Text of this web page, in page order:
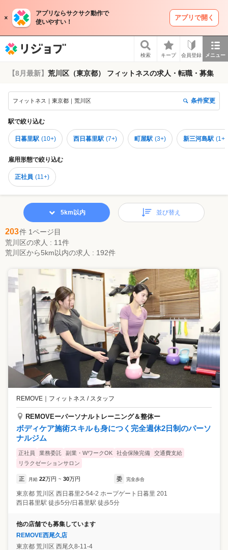
アプリならサクサク動作で
使いやすい！
アプリで開く
検索 キープ 会員登録 メニュー
【8月最新】 荒川区（東京都） フィットネスの求人・転職・募集
フィットネス｜東京都｜荒川区 条件変更
駅で絞り込む
日暮里駅 (10+) 西日暮里駅 (7+) 町屋駅 (3+) 新三河島駅 (1+
雇用形態で絞り込む
正社員 (11+)
203件 1ページ目
荒川区の求人 : 11件
荒川区から5km以内の求人 : 192件
5km以内 並び替え
REMOVE フィットネス / スタッフ
REMOVEーパーソナルトレーニング＆整体ー
ボディケア施術スキルも身につく完全週休2日制のパーソ
ナルジム
正社員 業務委託 副業・WワークOK 社会保険完備
交通費支給
リラクゼーションサロン
正 月給 22万円 ~ 30万円 委 完全歩合
東京都 荒川区 西日暮里2-54-2 ホープゲート日暮里 201
西日暮里駅 徒歩5分/日暮里駅 徒歩5分
他の店舗でも募集しています
REMOVE西尾久店
東京都 荒川区 西尾久8-11-4